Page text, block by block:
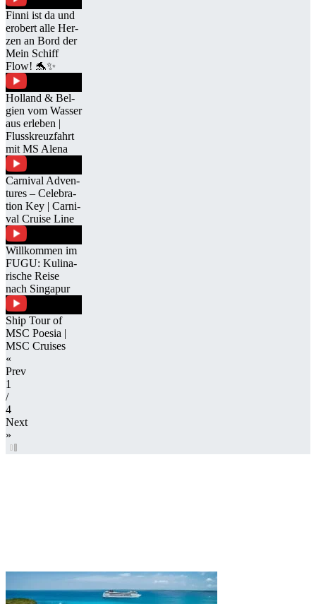
Finni ist da und
er­obert alle Her­
zen an Bord der
Mein Schiff
Flow! 🐬✨
Hol­land & Bel­
gien vom Was­ser
aus er­le­ben |
Fluss­kreuz­fahrt
mit MS Alena
Car­ni­val Ad­ven­
tures – Ce­le­bra­
tion Key | Car­ni­
val Cruise Line
Will­kom­men im
FUGU: Ku­li­na­
ri­sche Reise
nach Sin­ga­pur
Ship Tour of
MSC Poe­sia |
MSC Crui­ses
«
Prev
1
/​
4
Next
»